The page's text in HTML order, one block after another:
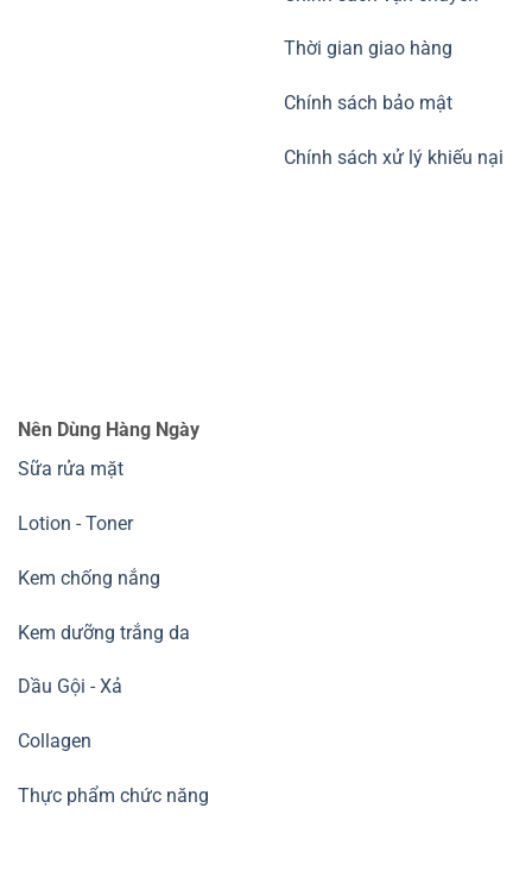
Thời gian giao hàng
Chính sách bảo mật
Chính sách xử lý khiếu nại
Nên Dùng Hàng Ngày
Sữa rửa mặt
Lotion - Toner
Kem chống nắng
Kem dưỡng trắng da
Dầu Gội - Xả
Collagen
Thực phẩm chức năng